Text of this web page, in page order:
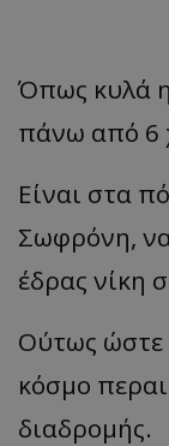
Όπως κυλά
πάνω από 6
Είναι στα
Σωφρόνη,
έδρας νίκη
Ούτως ώστε
κόσμο
διαδρομής.